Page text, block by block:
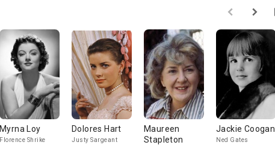
Myrna Loy
Florence Shrike
Dolores Hart
Justy Sargeant
Maureen
Stapleton
Jackie Coogan
Ned Gates